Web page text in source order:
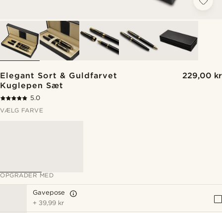
Elegant Sort & Guldfarvet
Kuglepen Sæt
229,00 kr
5.0
VÆLG FARVE
OPGRADER MED
Gavepose
+ 39,99 kr